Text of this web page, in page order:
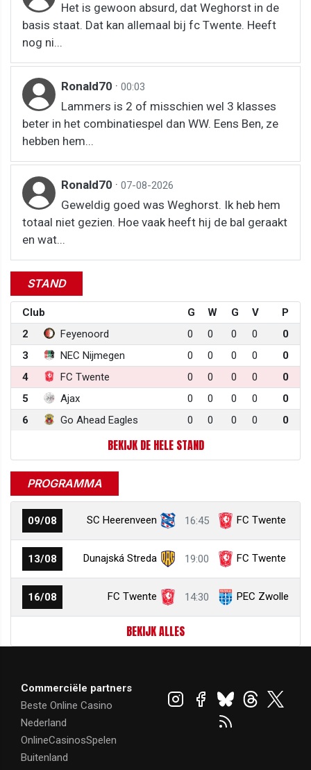
Het is gewoon absurd, dat Weghorst in de
basis staat. Dat kan allemaal bij fc Twente. Heeft
nog ni...
Ronald70 · 00:03
Lammers is 2 of misschien wel 3 klasses
beter in het combinatiespel dan WW. Eens Ben, ze
hebben hem...
Ronald70 · 07-08-2026
Geweldig goed was Weghorst. Ik heb hem
totaal niet gezien. Hoe vaak heeft hij de bal geraakt
en wat...
STAND
Club G W G V
P
2
Feyenoord 0 0 0 0
0
3
NEC Nijmegen 0 0 0 0
0
4
FC Twente 0 0 0 0
0
5
Ajax 0 0 0 0
0
6
Go Ahead Eagles 0 0 0 0 0
BEKIJK DE HELE STAND
PROGRAMMA
09/08 SC Heerenveen 16:45 FC Twente
13/08 Dunajská Streda 19:00 FC Twente
16/08 FC Twente 14:30 PEC Zwolle
BEKIJK ALLES
Commerciële partners
Beste Online Casino
Nederland
OnlineCasinosSpelen
Buitenland